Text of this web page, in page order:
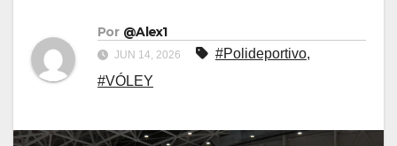
Por @Alex1
JUN 14, 2026 #Polideportivo,
#VÓLEY